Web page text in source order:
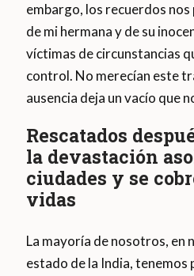
embargo, los recuerdos
de mi hermana y de su
víctimas de circunstancias
control. No merecían este
ausencia deja un vacío que
Rescatados
la devastación
ciudades y se
vidas
La mayoría de nosotros, en
estado de la India, tenemos